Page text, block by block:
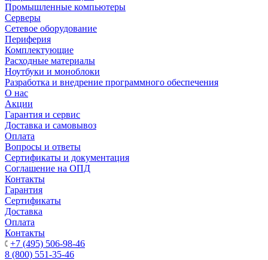
Промышленные компьютеры
Серверы
Сетевое оборудование
Периферия
Комплектующие
Расходные материалы
Ноутбуки и моноблоки
Разработка и внедрение программного обеспечения
О нас
Акции
Гарантия и сервис
Доставка и самовывоз
Оплата
Вопросы и ответы
Сертификаты и документация
Соглашение на ОПД
Контакты
Гарантия
Сертификаты
Доставка
Оплата
Контакты
+7 (495) 506-98-46
8 (800) 551-35-46